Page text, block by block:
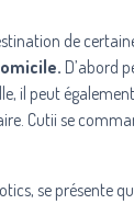
de
D’abord
il peut
Cutii se
se